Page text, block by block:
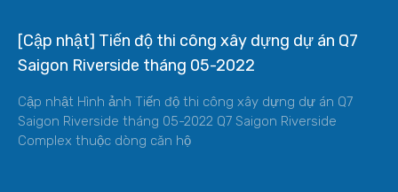
[Cập nhật] Tiến độ thi công xây dựng dự án Q7
Saigon Riverside tháng 05-2022
Cập nhật Hình ảnh Tiến độ thi công xây dựng dự án Q7
Saigon Riverside tháng 05-2022 Q7 Saigon Riverside
Complex thuộc dòng căn hộ